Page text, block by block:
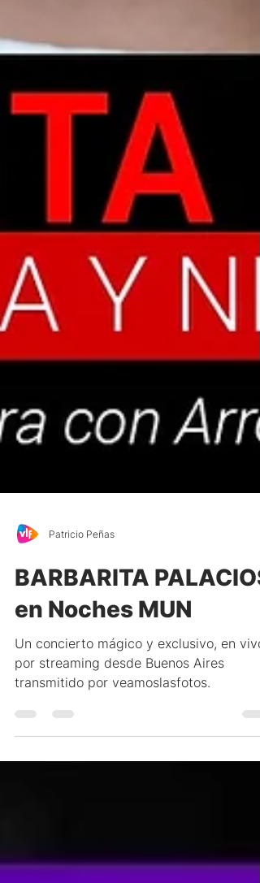
Patricio Peñas
BARBARITA PALACIOS
en Noches MUN
por streaming desde Buenos Aires
transmitido por veamoslasfotos.